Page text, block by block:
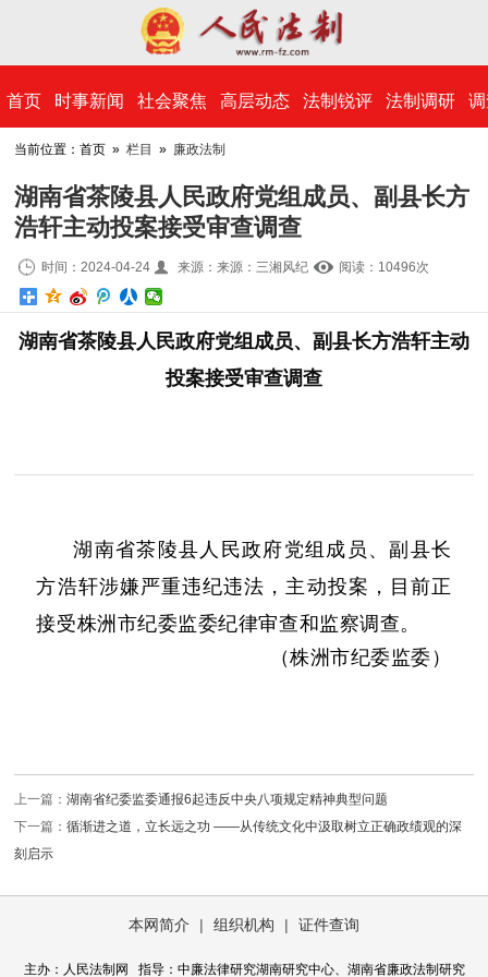
​首页 时事新闻 社会聚焦 高层动态 法制锐评 法制调研
当前位置：首页 »栏目 » 廉政法制
湖南省茶陵县人民政府党组成员、副县长方
浩轩主动投案接受审查调查
时间：2024-04-24 来源：来源：三湘风纪 阅读：10496次
湖南省茶陵县人民政府党组成员、副县长方浩轩主动
投案接受审查调查
湖南省茶陵县人民政府党组成员、副县长
方浩轩涉嫌严重违纪违法，主动投案，目前正
接受株洲市纪委监委纪律审查和监察调查。
（株洲市纪委监委 ）
上一篇：湖南省纪委监委通报6起违反中央八项规定精神典型问题
下一篇：循渐进之道，立长远之功 ——从传统文化中汲取树立正确政绩观的深
刻启示
本网简介 | 组织机构 | 证件查询
主办：人民法制网 指导：中廉法律研究湖南研究中心、湖南省廉政法制研究